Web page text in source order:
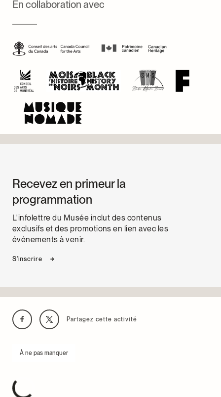
textures sonores riches et sensuelles.
spiritualité et de transformation intérieure.
d’exploration identitaire à travers la musique.
En collaboration avec
Recevez en primeur la
programmation
L'infolettre du Musée inclut des contenus
exclusifs et des promotions en lien avec les
événements à venir.
S'inscrire
Partagez cette activité
À ne pas manquer